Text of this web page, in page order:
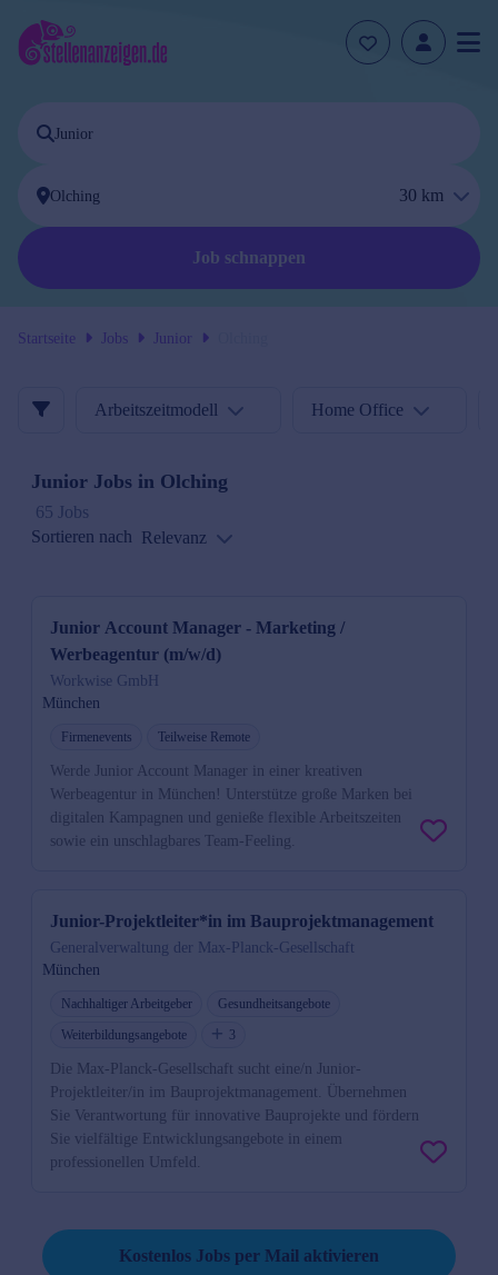
30 km
Job schnappen
Startseite Jobs Junior
Arbeitszeitmodell Home Office
Junior Jobs in Olching
65 Jobs
Sortieren nach Relevanz
Junior Account Manager - Marketing /
Werbeagentur (m/w/d)
Workwise GmbH
München
Firmenevents Teilweise Remote
Werde Junior Account Manager in einer kreativen
Werbeagentur in München! Unterstütze große Marken bei
digitalen Kampagnen und genieße flexible Arbeitszeiten
sowie ein unschlagbares Team-Feeling.
Junior-Projektleiter*in im Bauprojektmanagement
Generalverwaltung der Max-Planck-Gesellschaft
München
Nachhaltiger Arbeitgeber
Gesundheitsangebote
Weiterbildungsangebote
3
Die Max-Planck-Gesellschaft sucht eine/n Junior-
Projektleiter/in im Bauprojektmanagement. Übernehmen
Sie Verantwortung für innovative Bauprojekte und fördern
Sie vielfältige Entwicklungsangebote in einem
professionellen Umfeld.
Kostenlos Jobs per Mail aktivieren